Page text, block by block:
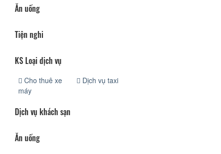
Ăn uống
Tiện nghi
KS Loại dịch vụ
Cho thuê xe
máy
Dịch vụ taxi
Dịch vụ khách sạn
Ăn uống